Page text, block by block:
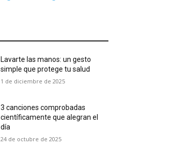
Lavarte las manos: un gesto
simple que protege tu salud
1 de diciembre de 2025
3 canciones comprobadas
científicamente que alegran el
día
24 de octubre de 2025